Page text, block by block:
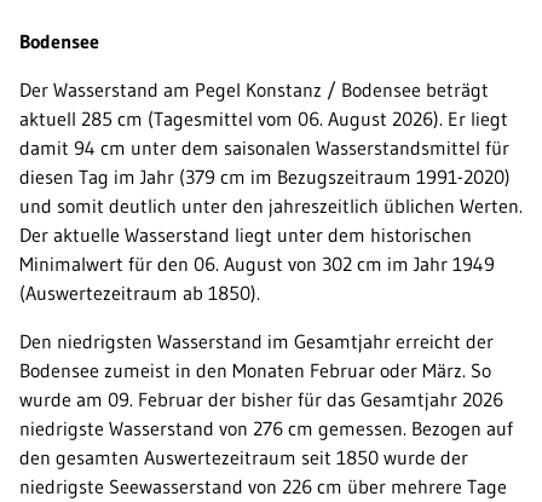
Bodensee
Der Wasserstand am Pegel Konstanz / Bodensee beträgt
aktuell 285 cm (Tagesmittel vom 06. August 2026). Er liegt
damit 94 cm unter dem saisonalen Wasserstandsmittel für
diesen Tag im Jahr (379 cm im Bezugszeitraum 1991-2020)
und somit deutlich unter den jahreszeitlich üblichen Werten.
Der aktuelle Wasserstand liegt unter dem historischen
Minimalwert für den 06. August von 302 cm im Jahr 1949
(Auswertezeitraum ab 1850).
Den niedrigsten Wasserstand im Gesamtjahr erreicht der
Bodensee zumeist in den Monaten Februar oder März. So
wurde am 09. Februar der bisher für das Gesamtjahr 2026
niedrigste Wasserstand von 276 cm gemessen. Bezogen auf
den gesamten Auswertezeitraum seit 1850 wurde der
niedrigste Seewasserstand von 226 cm über mehrere Tage